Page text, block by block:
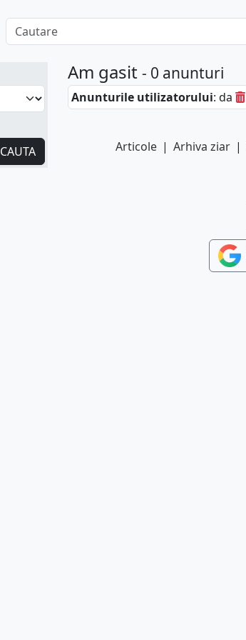
CAUTA
Am gasit - 0 anunturi
Anunturile utilizatorului: da
Articole | Arhiva ziar |